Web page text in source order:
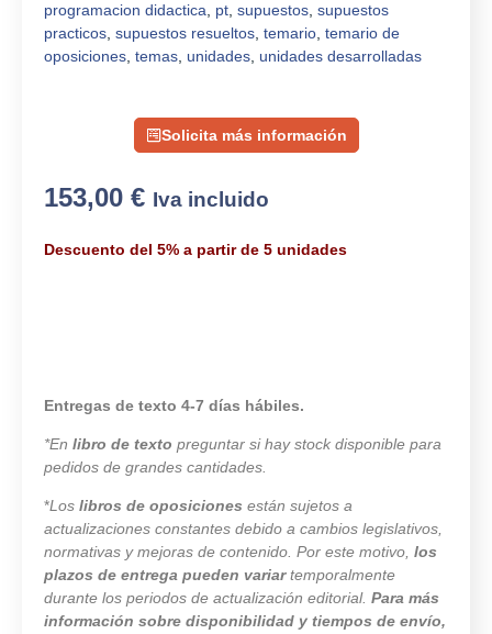
programacion didactica
pt supuestos supuestos
practicos supuestos resueltos temario temario de
oposiciones temas unidades unidades desarrolladas
Solicita más información
153,00 € Iva incluido
Descuento del 5% a partir de 5 unidades
Entregas de texto 4-7 días hábiles.
*En libro de texto preguntar si hay stock disponible para
pedidos de grandes cantidades.
*Los libros de oposiciones están sujetos a
actualizaciones constantes debido a cambios legislativos,
normativas y mejoras de contenido. Por este motivo, los
plazos de entrega pueden variartemporalmente
durante los periodos de actualización editorial. Para más
información sobre disponibilidad y tiempos de envío,